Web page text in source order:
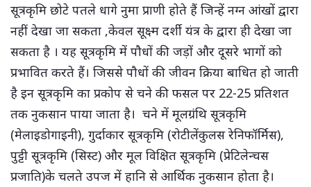
सूत्रकृमि छोटे पतले धागे नुमा प्राणी होते हैं जिन्हें नग्न आंखों द्वारा
नहीं देखा जा सकता ,केवल सूक्ष्म दर्शी यंत्र के द्वारा ही देखा जा
सकता है । यह सूत्रकृमि में पौधों की जड़ों और दूसरे भागों को
प्रभावित करते हैं। जिससे पौधों की जीवन क्रिया बाधित हो जाती
है इन सूत्रकृमि का प्रकोप से चने की फसल पर 22-25 प्रतिशत
तक नुकसान पाया जाता है। चने में मूलग्रंथि सूत्रकृमि
(मेलाइडोगाइनी), गुर्दाकार सूत्रकृमि (रोटीलेंकुलस रेनिफॉर्मिस),
पुट्टी सूत्रकृमि (सिस्ट) और मूल विक्षित सूत्रकृमि (प्रेटिलेन्चस
प्रजाति)के चलते उपज में हानि से आर्थिक नुकसान होता है।